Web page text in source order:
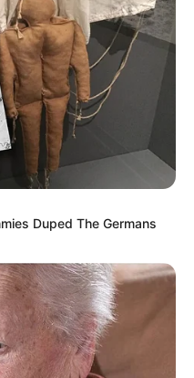
Duped The Germans